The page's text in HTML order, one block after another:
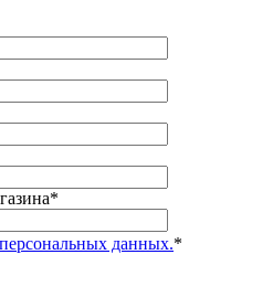
*
данных.*